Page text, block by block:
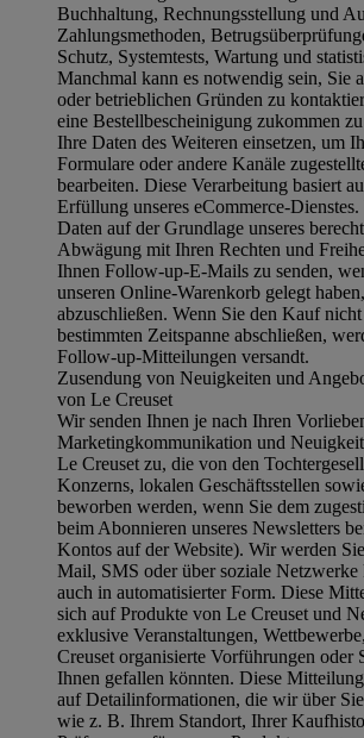
Buchhaltung, Rechnungsstellung und
Zahlungsmethoden,
Schutz, Systemtests, Wartung und
Manchmal kann es notwendig sein, Sie
oder betrieblichen Gründen zu
eine Bestellbescheinigung zukommen
Ihre Daten des Weiteren einsetzen, um
Formulare oder andere Kanäle
bearbeiten. Diese Verarbeitung basiert
Erfüllung unseres eCommerce-
Daten auf der Grundlage unseres
Abwägung mit Ihren Rechten und
Ihnen Follow-up-E-Mails zu senden,
unseren Online-Warenkorb gelegt
abzuschließen. Wenn Sie den Kauf
bestimmten Zeitspanne abschließen,
Follow-up-Mitteilungen versandt.
Zusendung von Neuigkeiten und
von Le Creuset
Wir senden Ihnen je nach Ihren
Marketingkommunikation und
Le Creuset zu, die von den
Konzerns, lokalen Geschäftsstellen
beworben werden, wenn Sie dem
beim Abonnieren unseres Newsletters
Kontos auf der Website). Wir werden
Mail, SMS oder über soziale Netzwerke
auch in automatisierter Form. Diese
sich auf Produkte von Le Creuset und
exklusive Veranstaltungen,
Creuset organisierte Vorführungen oder
Ihnen gefallen könnten. Diese
auf Detailinformationen, die wir über
wie z. B. Ihrem Standort, Ihrer